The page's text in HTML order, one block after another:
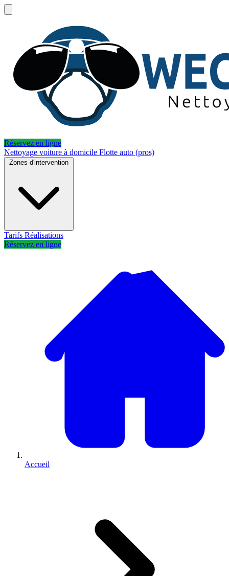
Réservez en ligne
Nettoyage voiture à domicile Flotte auto (pros)
Zones d'intervention
Tarifs Réalisations
Réservez en ligne
Accueil